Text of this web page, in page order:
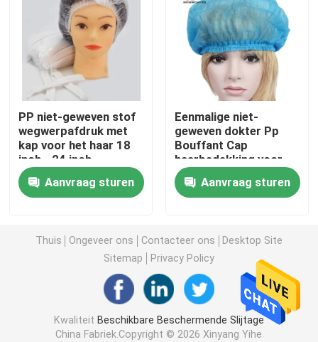
Beschikbaar Beschermend Overtrek
beschikbare chirurgische toga
Geweven Stof van SMS de niet
Geweven stof van pp de niet
Beschikbare Isolatietoga
masker van het 3 vouw het Beschikbare gezicht
Beschikbare Laboratoriumlaag
Beschikbare Kimonotoga's
PP niet-geweven stof
wegwerpafdruk met
kap voor het haar 18
inch - 24 inch
Aanvraag sturen
Eenmalige niet-
geweven dokter Pp
Bouffant Cap
haarbedekking voor
restaurant
Aanvraag sturen
Thuis Ongeveer ons Contacteer ons
Desktop Site
Sitemap
Privacy Policy
Kwaliteit Beschikbare Beschermende Slijtage
China Fabriek.Copyright © 2026 Xinyang Yihe